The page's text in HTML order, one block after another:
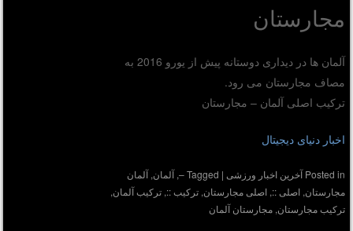
مجارستان
آلمان ها در دیداری دوستانه پیش از یورو 2016 به
مصاف مجارستان می رود.
ترکیب اصلی آلمان – مجارستان
اخبار دنیای دیجیتال
Posted inآخرین اخبار ورزشی |
Tagged
–
,آلمان,آلمان
مجارستان,اصلی :: ,اصلی مجارستان,ترکیب ::,ترکیب آلمان,
ترکیب مجارستان,مجارستان آلمان